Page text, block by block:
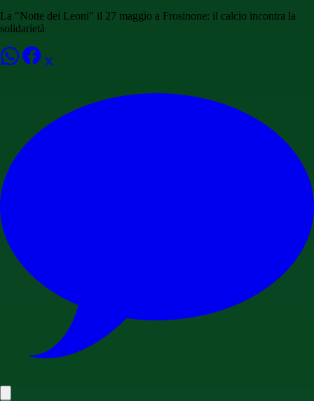
La "Notte dei Leoni" il 27 maggio a Frosinone: il calcio incontra la
solidarietà